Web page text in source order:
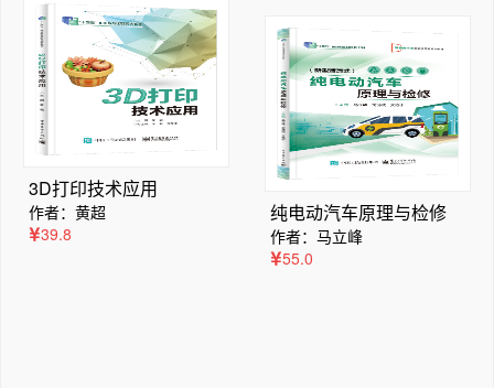
3D打印技术应用
作者：黄超
39.8
纯电动汽车原理与检修
作者：马立峰
55.0